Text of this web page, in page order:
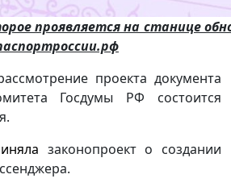
проявляется на станице
проекта документа
Госдумы РФ состоится
законопроект о создании